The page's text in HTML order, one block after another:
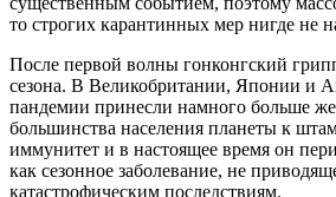
то строгих карантинных мер нигде не
После первой волны гонконгский
сезона. В Великобритании, Японии и
пандемии принесли намного больше
большинства населения планеты к
иммунитет и в настоящее время он
как сезонное заболевание, не
катастрофическим последствиям.